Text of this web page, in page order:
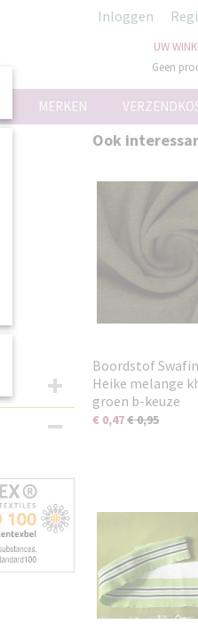
Inloggen
UW
Geen
MERKEN
Ook
Boordstof
Heike melange
groen b-keuze
€ 0,47€ 0,95